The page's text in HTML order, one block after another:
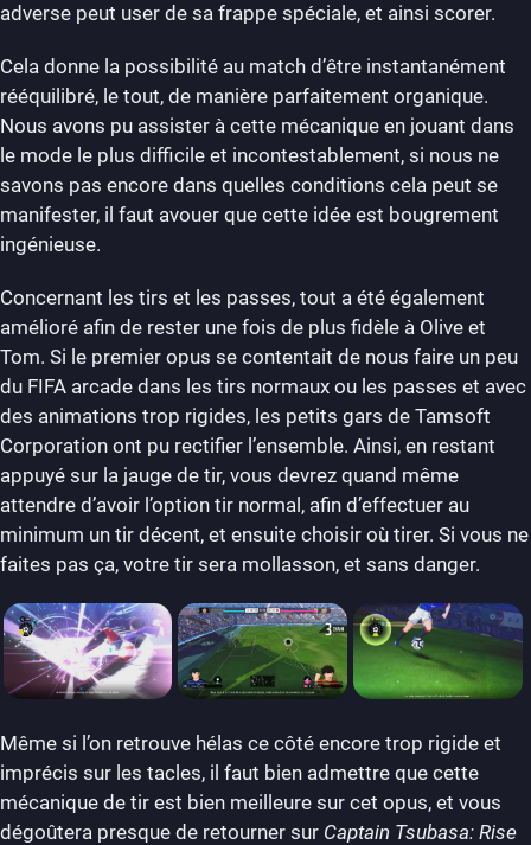
adverse peut user de sa frappe spéciale, et ainsi scorer.
Cela donne la possibilité au match d’être instantanément
rééquilibré, le tout, de manière parfaitement organique.
Nous avons pu assister à cette mécanique en jouant dans
le mode le plus difficile et incontestablement, si nous ne
savons pas encore dans quelles conditions cela peut se
manifester, il faut avouer que cette idée est bougrement
ingénieuse.
Concernant les tirs et les passes, tout a été également
amélioré afin de rester une fois de plus fidèle à Olive et
Tom. Si le premier opus se contentait de nous faire un peu
du FIFA arcade dans les tirs normaux ou les passes et avec
des animations trop rigides, les petits gars de Tamsoft
Corporation ont pu rectifier l’ensemble. Ainsi, en restant
appuyé sur la jauge de tir, vous devrez quand même
attendre d’avoir l’option tir normal, afin d’effectuer au
minimum un tir décent, et ensuite choisir où tirer. Si vous ne
faites pas ça, votre tir sera mollasson, et sans danger.
Même si l’on retrouve hélas ce côté encore trop rigide et
imprécis sur les tacles, il faut bien admettre que cette
mécanique de tir est bien meilleure sur cet opus, et vous
dégoûtera presque de retourner sur Captain Tsubasa: Rise